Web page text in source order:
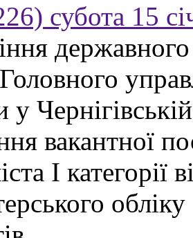
субота 15
у
вакантної
І категорії